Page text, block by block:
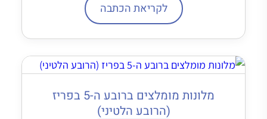
לקריאת הכתבה
מלונות מומלצים ברובע ה-5 בפריז
(הרובע הלטיני)